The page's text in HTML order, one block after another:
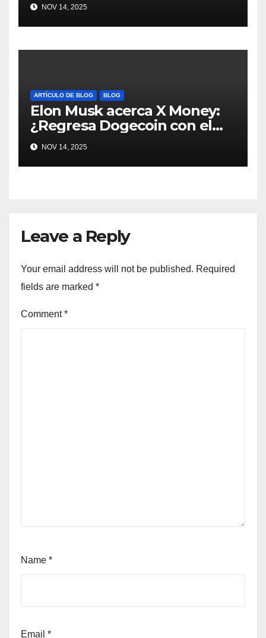
#Crypto #Dogecoin
NOV 14, 2025
ARTÍCULO DE BLOG BLOG
Elon Musk acerca X Money:
¿Regresa Dogecoin con el
nuevo pago nativo? #Cripto
#Dogecoin
NOV 14, 2025
Leave a Reply
Your email address will not be published. Required
fields are marked *
Comment*
Name *
Email *